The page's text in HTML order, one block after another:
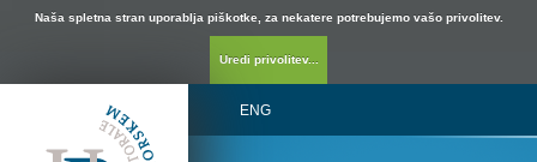
Naša spletna stran uporablja piškotke, za nekatere potrebujemo vašo privolitev.
Uredi privolitev...
ENG